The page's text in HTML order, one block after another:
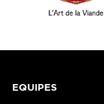
EQUIPES